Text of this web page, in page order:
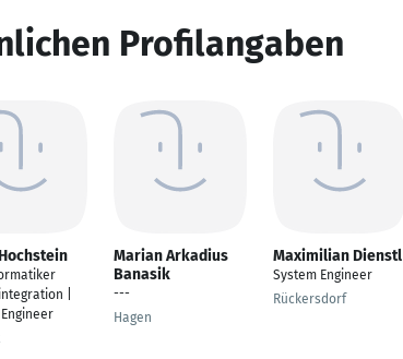
Profilangaben
|
Marian Arkadius
Banasik
---
Hagen
Maximilian Dienstl
System Engineer
Rückersdorf